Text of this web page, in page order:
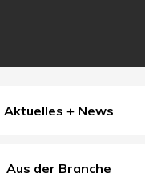
Aktuelles + News
Aus der Branche